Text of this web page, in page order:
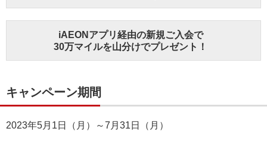
iAEONアプリ経由の新規ご入会で
30万マイルを山分けでプレゼント！
キャンペーン期間
2023年5月1日（月）～7月31日（月）